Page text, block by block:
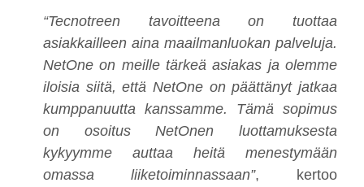
“Tecnotreen tavoitteena on tuottaa
asiakkailleen aina maailmanluokan palveluja.
NetOne on meille tärkeä asiakas ja olemme
iloisia siitä, että NetOne on päättänyt jatkaa
kumppanuutta kanssamme. Tämä sopimus
on osoitus NetOnen luottamuksesta
kykyymme auttaa heitä menestymään
omassa liiketoiminnassaan”, kertoo